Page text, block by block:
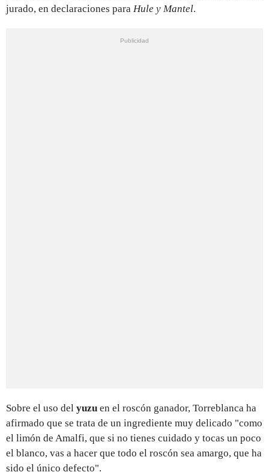
jurado, en declaraciones para Hule y Mantel.
Sobre el uso del yuzu en el roscón ganador, Torreblanca ha
afirmado que se trata de un ingrediente muy delicado "como
el limón de Amalfi, que si no tienes cuidado y tocas un poco
el blanco, vas a hacer que todo el roscón sea amargo, que ha
sido el único defecto".